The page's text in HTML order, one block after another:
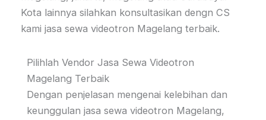
Kota lainnya silahkan konsultasikan dengn CS
kami jasa sewa videotron Magelang terbaik.
Pilihlah Vendor Jasa Sewa Videotron
Magelang Terbaik
Dengan penjelasan mengenai kelebihan dan
keunggulan jasa sewa videotron Magelang,